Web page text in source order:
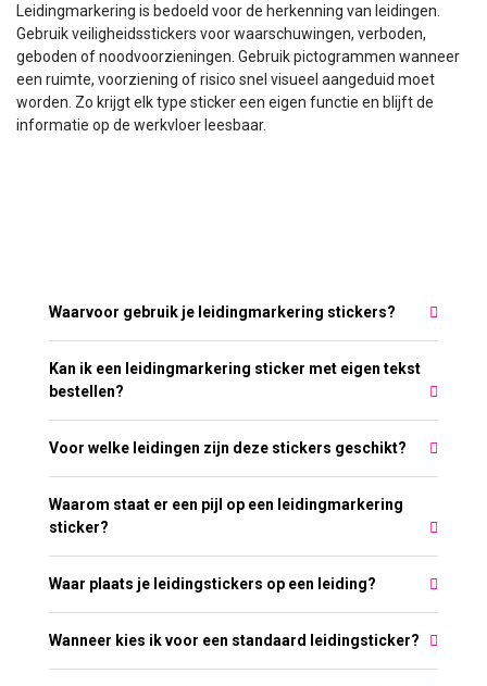
Leidingmarkering is bedoeld voor de herkenning van leidingen.
Gebruik veiligheidsstickers voor waarschuwingen, verboden,
geboden of noodvoorzieningen. Gebruik pictogrammen wanneer
een ruimte, voorziening of risico snel visueel aangeduid moet
worden. Zo krijgt elk type sticker een eigen functie en blijft de
informatie op de werkvloer leesbaar.
Waarvoor gebruik je leidingmarkering stickers?
Kan ik een leidingmarkering sticker met eigen tekst
bestellen?
Voor welke leidingen zijn deze stickers geschikt?
Waarom staat er een pijl op een leidingmarkering
sticker?
Waar plaats je leidingstickers op een leiding?
Wanneer kies ik voor een standaard leidingsticker?